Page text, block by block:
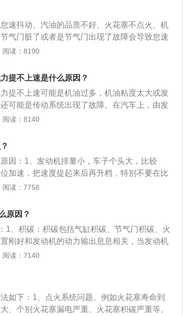
汽车的点火能量会降低，进气效率也会降低，
速无力，声音变闷的情况。无论是出现那样的
和管件，进行及时保养清理，以免造成不必要
化器拆下来，用草酸或洁厕灵进行浸泡，瓦解
器恢复正常状态。火花塞的点火性能下降：火
其性能好坏直接影响发动机的动力输出。在发
性能下降，无法及时产生高强度的电火花，也
行充分燃烧，造成发动机动加速无力发闷。解
干燥剂专用喷灌喷洒些许干燥剂。燃油喷射不
射到汽缸内就必须要有一定的压力作为基础，
有堵塞时，都会造成喷出的燃油无法形成良好
行清理，就可以清理干净重新使用。
速抖动、汽油的品质不好、火花塞不点火、机
气门脏了或者是节气门出现了故障会导致怠速
气门阀板的轴和节气门体结合处有积碳，导致
缸内燃烧不充分，所以也会导致怠速抖动，建
的汽油，做个燃油系统清洗。火花塞不点火：
个缸或多个缸不工作，这也会导致怠速抖动。
分出现了裂痕，还需要检查下点火模块是否正
，轻者动力性不足，燃油消耗增高。重者活塞
阅读：8190
提不上速是什么原因？
提不上速可能是机油过多，机油粘度太大或发
可能是传动系统出现了故障。在汽车上，由发
动机产生的动力传递到车轮上。如果传动系统
标：在不规范的加油站加了质量较差的汽油，
烧不充分，发动机故障灯亮。这不会影响行车
。解决方法是要为汽车选择质量较好的、达标
上安装有两个氧传感器，三元催化器前后各放
动机不同工况的空燃比，同时ECU电脑根据该
坏、松动，会导致混合气过稀或过浓。解决方
阅读：8140
因：1、发动机排量小，车子个头大，比较
加速，把速度提起来后再升档，特别不要在比
个时候闷响比较大。2、发动机积碳，表现得
于商用车和乘用车的跨界自主研发产品。2、
士对五菱宏光的一致评价。
阅读：7758
原因？
1、积碳：积碳包括气缸积碳、节气门积碳、火
刚好和发动机的动力输出息息相关，当发动机
量减少，进气效率下降，最终导致发动机的动
降低。或者由于油箱盖通气孔堵塞，油箱开
间的油管部分堵塞，不能满足所需油量的供
无力。3、进气：如果空气滤清器长期使用未
将造成可燃混合气过浓，使得发动机功率下
阅读：7140
如下：1、点火系统问题。例如火花塞寿命到
、个别火花塞漏电严重、火花塞积碳严重等。